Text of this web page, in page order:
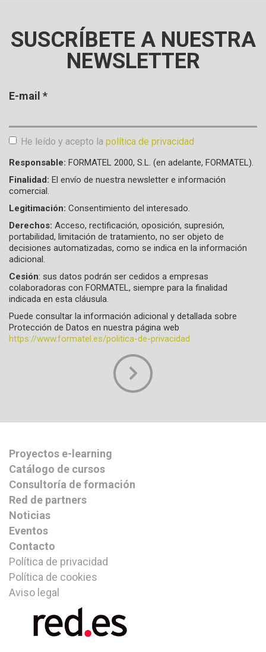
SUSCRÍBETE A NUESTRA
NEWSLETTER
E-mail *
He leído y acepto la política de privacidad
Aceptación de condiciones
Responsable: FORMATEL 2000, S.L. (en adelante, FORMATEL).
Finalidad: El envío de nuestra newsletter e información
comercial.
Legitimación: Consentimiento del interesado.
Derechos: Acceso, rectificación, oposición, supresión,
portabilidad, limitación de tratamiento, no ser objeto de
decisiones automatizadas, como se indica en la información
adicional.
Cesión: sus datos podrán ser cedidos a empresas
colaboradoras con FORMATEL, siempre para la finalidad
indicada en esta cláusula.
Puede consultar la información adicional y detallada sobre
Protección de Datos en nuestra página web
https://www.formatel.es/politica-de-privacidad
Proyectos e-learning
Catálogo de cursos
Consultoría de formación
Red de partners
Noticias
Eventos
Contacto
Política de privacidad
Política de cookies
Aviso legal